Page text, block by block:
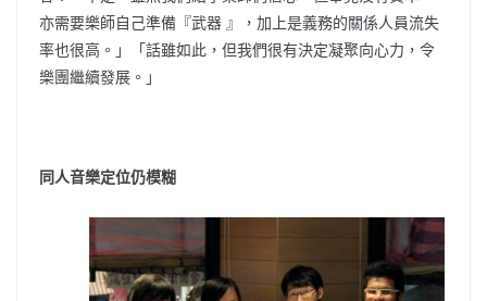
亦需要樂師自己準備『武器 』，加上是義務的關係人員流失
率也很高。」「話雖如此，但我們很有決定凝聚向心力，令
樂團繼續發展。」
同人音樂定位仍模糊